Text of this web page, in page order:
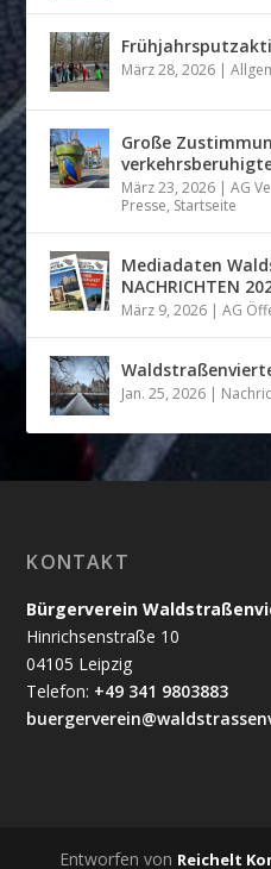
März 28, 2026 |
Große
März 23, 2026 |AG
Presse, Startseite
Mediadaten
NACHRICHTEN
März 9, 2026 |AG
Jan. 25, 2026 |
KONTAKT
Bürgerverein
Hinrichsenstraße 10
04105 Leipzig
Telefon: +49 341 9803883
Entworfen von Reichelt